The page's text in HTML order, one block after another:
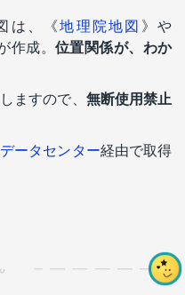
は、《地理院地図 》や
作成。位置関係が、わか
ますので、 無断使用禁止
ータセンター経由で取得